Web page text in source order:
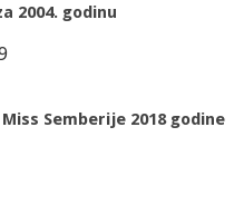
2004. godinu
Semberije 2018 godine